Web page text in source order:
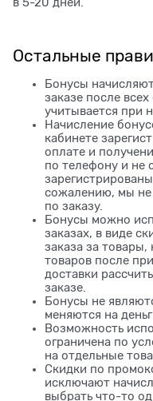
Остальные
Бонусы
заказе после
учитывается при
Начисление
кабинете
оплате и
по телефону и не
сожалению, мы не
по заказу.
Бонусы можно
заказах, в виде
заказа за
товаров после
доставки
заказе.
Бонусы не
меняются на
Возможность
ограничена по
на отдельные
Скидки по
исключают
выбрать что-то